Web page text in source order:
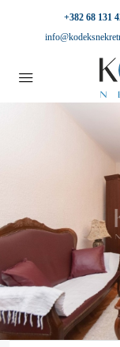
+382 68 131